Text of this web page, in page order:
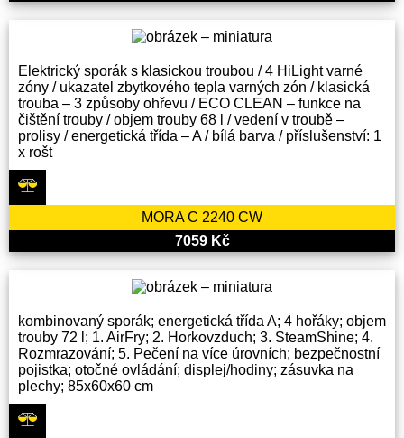
Elektrický sporák s klasickou troubou / 4 HiLight varné
zóny / ukazatel zbytkového tepla varných zón / klasická
trouba – 3 způsoby ohřevu / ECO CLEAN – funkce na
čištění trouby / objem trouby 68 l / vedení v troubě –
prolisy / energetická třída – A / bílá barva / příslušenství: 1
x rošt
MORA C 2240 CW
7059 Kč
kombinovaný sporák; energetická třída A; 4 hořáky; objem
trouby 72 l; 1. AirFry; 2. Horkovzduch; 3. SteamShine; 4.
Rozmrazování; 5. Pečení na více úrovních; bezpečnostní
pojistka; otočné ovládání; displej/hodiny; zásuvka na
plechy; 85x60x60 cm